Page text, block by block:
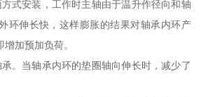
式安装，工作时主轴由于温升作径向和轴
环伸长快，这样膨胀的结果对轴承内环产
加预加负荷。
。当轴承内环的垫圈轴向伸长时，减少了